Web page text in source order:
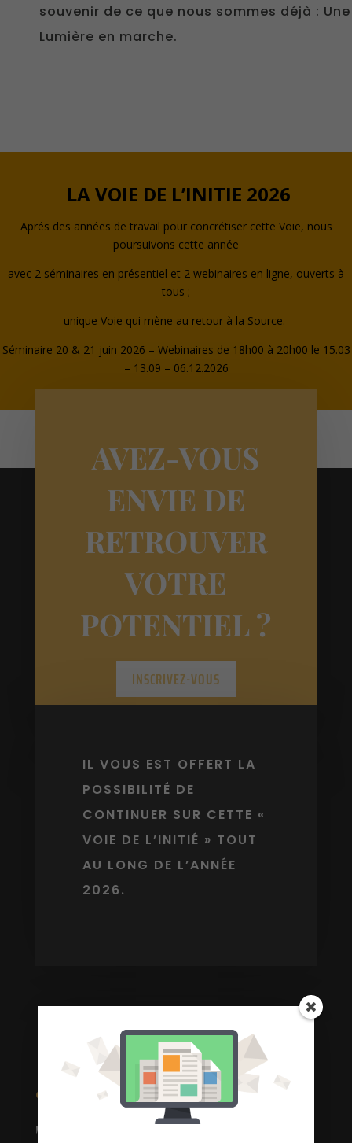
souvenir de ce que nous sommes déjà : Une
Lumière en marche.
LA VOIE DE L’INITIE 2026
Aprés des années de travail pour concrétiser cette Voie, nous
poursuivons cette année
avec 2 séminaires en présentiel et 2 webinaires en ligne, ouverts à
tous ;
unique Voie qui mène au retour à la Source.
Séminaire 20 & 21 juin 2026 – Webinaires de 18h00 à 20h00 le 15.03
– 13.09 – 06.12.2026
AVEZ-VOUS
ENVIE DE
RETROUVER
VOTRE
POTENTIEL ?
INSCRIVEZ-VOUS
IL VOUS EST OFFERT LA
POSSIBILITÉ DE
CONTINUER SUR CETTE «
VOIE DE L’INITIÉ » TOUT
AU LONG DE L’ANNÉE
2026.
ORGANISATION
Tous les détails